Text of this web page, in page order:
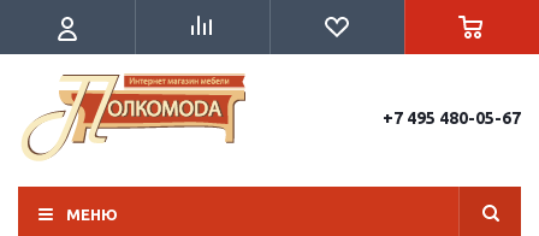
+7 495 480-05-67
МЕНЮ